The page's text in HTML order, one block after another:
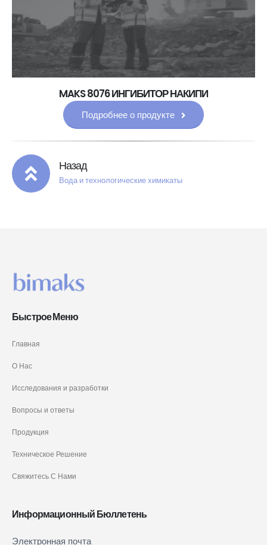
MAKS 8076 ИНГИБИТОР НАКИПИ
Подробнее о продукте
Назад
Вода и технологические химикаты
Быстрое Меню
Главная
О Нас
Исследования и разработки
Вопросы и ответы
Продукция
Техническое Решение
Свяжитесь С Нами
Информационный Бюллетень
Newsletter
Электронная почта
Если вы